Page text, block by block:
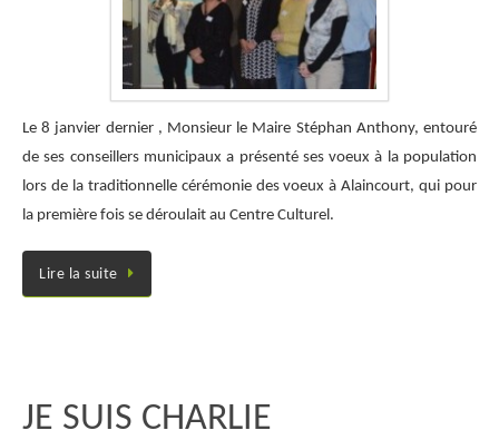
Le 8 janvier dernier , Monsieur le Maire Stéphan Anthony, entouré
de ses conseillers municipaux a présenté ses voeux à la population
lors de la traditionnelle cérémonie des voeux à Alaincourt, qui pour
la première fois se déroulait au Centre Culturel.
Lire la suite
JE SUIS CHARLIE